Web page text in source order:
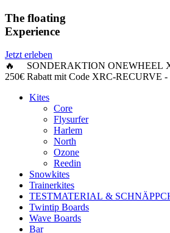
The floating
Experience
Jetzt erleben
🔥 SONDERAKTION ONEWHEEL
250€ Rabattmit Code XRC-RECURVE -
Kites
Core
Flysurfer
Harlem
North
Ozone
Reedin
Snowkites
Trainerkites
TESTMATERIAL &
Twintip Boards
Wave Boards
Bar